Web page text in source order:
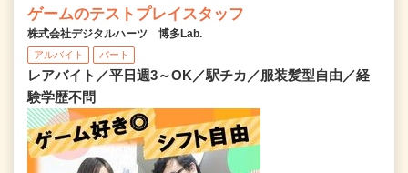
ゲームのテストプレイスタッフ
株式会社デジタルハーツ 博多Lab.
アルバイト パート
レアバイト／平日週3～OK／駅チカ／服装髪型自由／経
験学歴不問